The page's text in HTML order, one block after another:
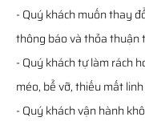
- Quý khách muốn thay
thông báo và thỏa thuận
- Quý khách tự làm rách
méo, bể vỡ, thiếu mất
- Quý khách vận hành